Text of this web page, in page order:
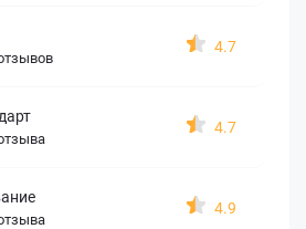
4.7
4.7
4.9